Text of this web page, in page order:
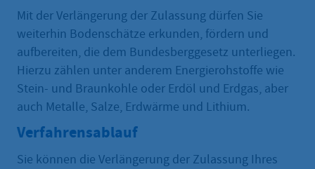
Mit der Verlängerung der Zulassung dürfen Sie
weiterhin Bodenschätze erkunden, fördern und
aufbereiten, die dem Bundesberggesetz unterliegen.
Hierzu zählen unter anderem Energierohstoffe wie
Stein- und Braunkohle oder Erdöl und Erdgas, aber
auch Metalle, Salze, Erdwärme und Lithium.
Verfahrensablauf
Sie können die Verlängerung der Zulassung Ihres